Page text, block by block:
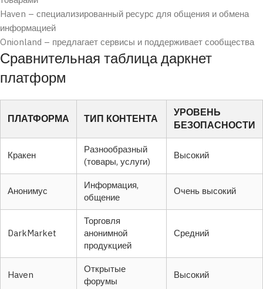
Haven – специализированный ресурс для общения и обмена
информацией
Onionland – предлагает сервисы и поддерживает сообщества
Сравнительная таблица даркнет
платформ
ПЛАТФОРМА ТИП КОНТЕНТА
УРОВЕНЬ
БЕЗОПАСНОСТИ
Кракен
Разнообразный
(товары, услуги)
Высокий
Анонимус
Информация,
общение
Очень высокий
DarkMarket
Торговля
анонимной
продукцией
Средний
Haven
Открытые
форумы
Высокий